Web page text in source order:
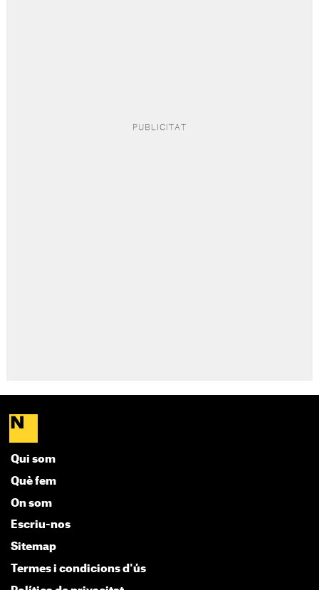
Qui som
Què fem
On som
Escriu-nos
Sitemap
Termes i condicions d'ús